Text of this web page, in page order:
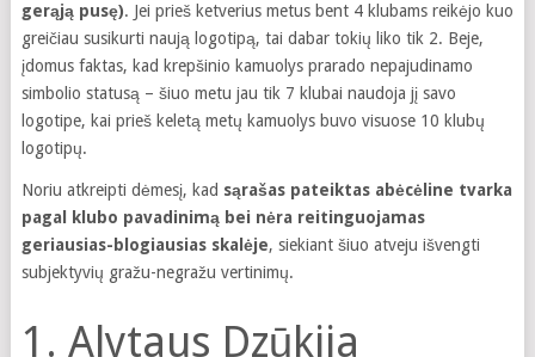
gerąją pusę). Jei prieš ketverius metus bent 4 klubams reikėjo kuo
greičiau susikurti naują logotipą, tai dabar tokių liko tik 2. Beje,
įdomus faktas, kad krepšinio kamuolys prarado nepajudinamo
simbolio statusą – šiuo metu jau tik 7 klubai naudoja jį savo
logotipe, kai prieš keletą metų kamuolys buvo visuose 10 klubų
logotipų.
Noriu atkreipti dėmesį, kad sąrašas pateiktas abėcėline tvarka
pagal klubo pavadinimą bei nėra reitinguojamas
geriausias-blogiausias skalėje, siekiant šiuo atveju išvengti
subjektyvių gražu-negražu vertinimų.
1. Alytaus Dzūkija